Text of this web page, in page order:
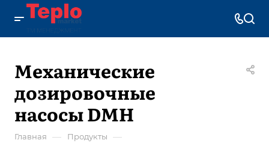
Механические
дозировочные
насосы DMH
Главная — Продукты —